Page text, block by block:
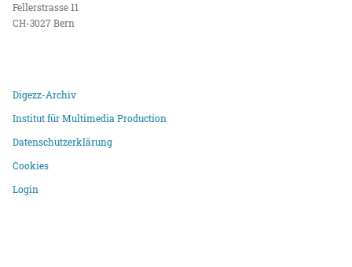
Fellerstrasse 11
CH-3027 Bern
Digezz-Archiv
Institut für Multimedia Production
Datenschutzerklärung
Cookies
Login